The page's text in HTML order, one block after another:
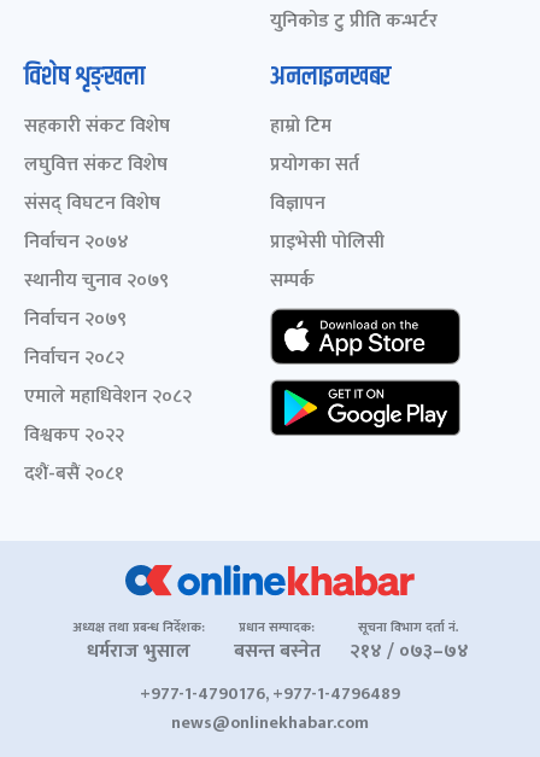
युनिकोड टु प्रीति कन्भर्टर
विशेष शृङ्खला
सहकारी संकट विशेष
लघुवित्त संकट विशेष
संसद् विघटन विशेष
निर्वाचन २०७४
स्थानीय चुनाव २०७९
निर्वाचन २०७९
निर्वाचन २०८२
एमाले महाधिवेशन २०८२
विश्वकप २०२२
दशैं-बसैं २०८१
अनलाइनखबर
हाम्रो टिम
प्रयोगका सर्त
विज्ञापन
प्राइभेसी पोलिसी
सम्पर्क
अध्यक्ष तथा प्रबन्ध निर्देशक:
धर्मराज भुसाल
प्रधान सम्पादक:
बसन्त बस्नेत
सूचना विभाग दर्ता नं.
२१४ / ०७३–७४
+977-1-4790176, +977-1-4796489
news@onlinekhabar.com